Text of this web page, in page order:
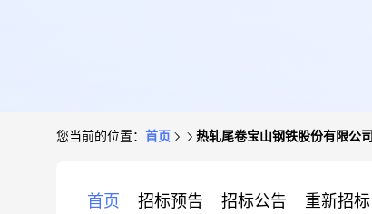
您当前的位置： 首页 热轧尾卷宝山钢铁股份有限公司
首页 招标预告 招标公告 重新招标